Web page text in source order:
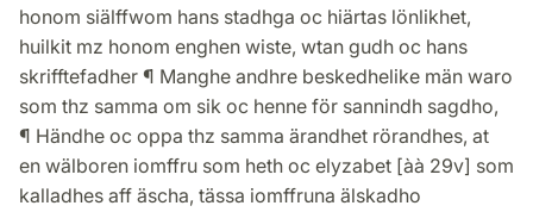
honom siälffwom hans stadhga oc hiärtas lönlikhet,
huilkit mz honom enghen wiste, wtan gudh oc hans
skrifftefadher ¶ Manghe andhre beskedhelike män waro
som thz samma om sik oc henne för sannindh sagdho,
¶ Händhe oc oppa thz samma ärandhet rörandhes, at
en wälboren iomffru som heth oc elyzabet [àà 29v] som
kalladhes aff äscha, tässa iomffruna älskadho